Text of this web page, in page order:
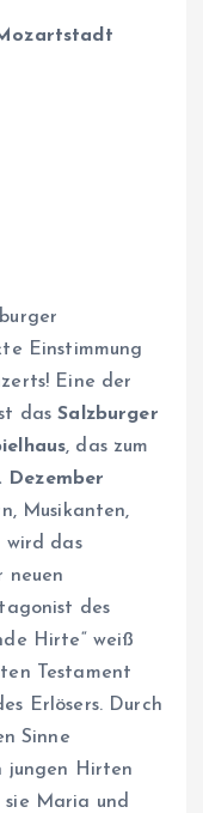
Einstimmung
Eine der
dasSalzburger
, das zum
Dezember
Musikanten,
wird das
neuen
des
Hirte“ weiß
Testament
Erlösers. Durch
Sinne
jungen Hirten
Maria und